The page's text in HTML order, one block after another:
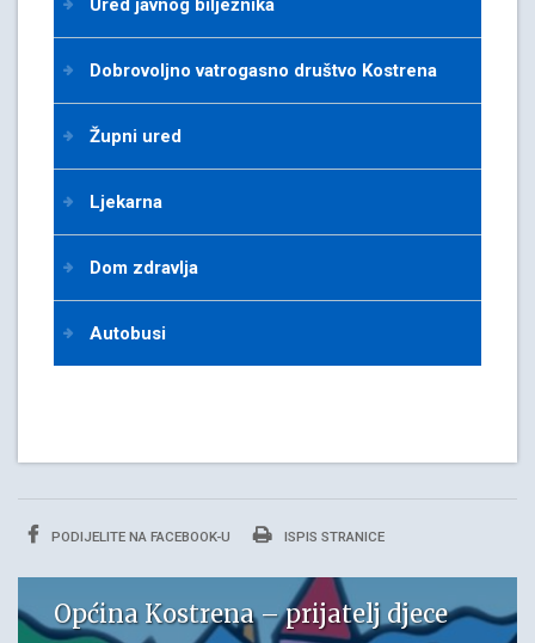
Ured javnog bilježnika
Dobrovoljno vatrogasno društvo Kostrena
Župni ured
Ljekarna
Dom zdravlja
Autobusi
PODIJELITE NA FACEBOOK-U ISPIS STRANICE
Općina Kostrena – prijatelj djece